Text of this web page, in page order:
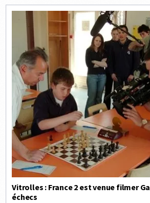
Vitrolles : France 2 est venue filmer
échecs